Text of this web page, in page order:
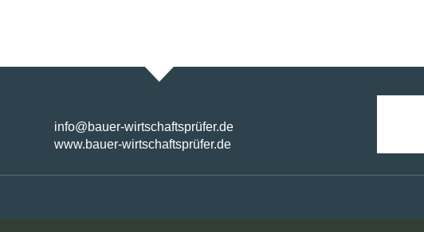
info@bauer-wirtschaftsprüfer.de
www.bauer-wirtschaftsprüfer.de